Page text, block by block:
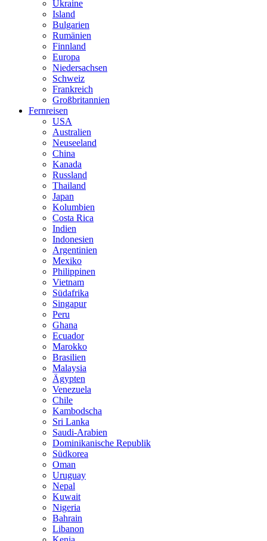
Ukraine
Island
Bulgarien
Rumänien
Finnland
Europa
Niedersachsen
Schweiz
Frankreich
Großbritannien
Fernreisen
USA
Australien
Neuseeland
China
Kanada
Russland
Thailand
Japan
Kolumbien
Costa Rica
Indien
Indonesien
Argentinien
Mexiko
Philippinen
Vietnam
Südafrika
Singapur
Peru
Ghana
Ecuador
Marokko
Brasilien
Malaysia
Ägypten
Venezuela
Chile
Kambodscha
Sri Lanka
Saudi-Arabien
Dominikanische Republik
Südkorea
Oman
Uruguay
Nepal
Kuwait
Nigeria
Bahrain
Libanon